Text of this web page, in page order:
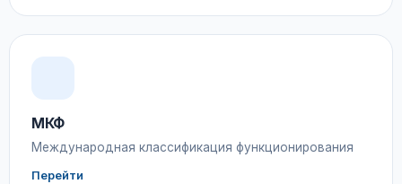
МКФ
Международная классификация функционирования
Перейти